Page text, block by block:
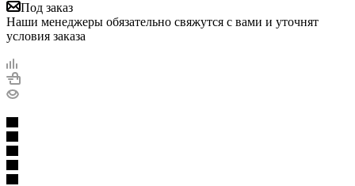
Под заказ
Наши менеджеры обязательно свяжутся с вами и уточнят
условия заказа